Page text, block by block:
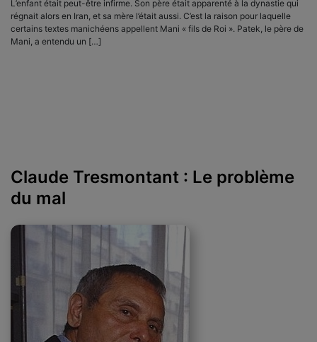
L’enfant était peut-être infirme. Son père était apparenté à la dynastie qui
régnait alors en Iran, et sa mère l’était aussi. C’est la raison pour laquelle
certains textes manichéens appellent Mani « fils de Roi ». Patek, le père de
Mani, a entendu un […]
Claude Tresmontant : Le problème
du mal